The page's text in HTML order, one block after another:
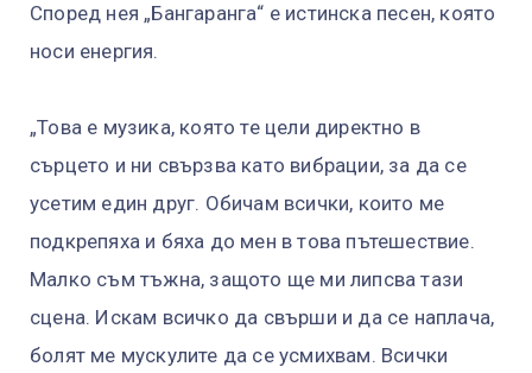
Според нея „Бангаранга“ е истинска песен, която
носи енергия.
„Това е музика, която те цели директно в
сърцето и ни свързва като вибрации, за да се
усетим един друг. Обичам всички, които ме
подкрепяха и бяха до мен в това пътешествие.
Малко съм тъжна, защото ще ми липсва тази
сцена. Искам всичко да свърши и да се наплача,
болят ме мускулите да се усмихвам. Всички